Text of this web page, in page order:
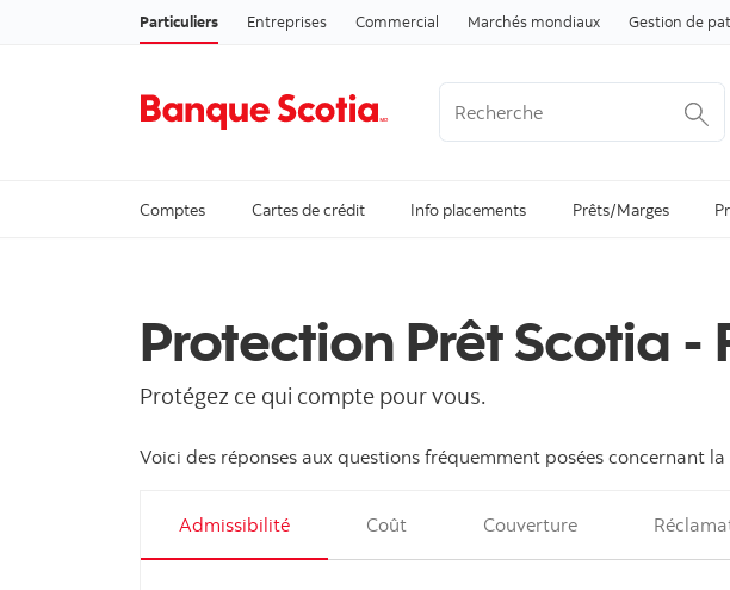
Particuliers Entreprises Commercial Marchés mondiaux Gestion de
Comptes Cartes de crédit Info placements Prêts/Marges
Protection Prêt Scotia -
Protégez ce qui compte pour vous.
Voici des réponses aux questions fréquemment posées concernant
Admissibilité Coût Couverture